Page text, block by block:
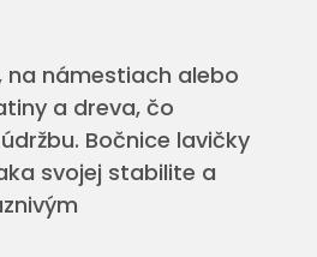
na námestiach alebo
a dreva, čo
Bočnice lavičky
svojej stabilite a